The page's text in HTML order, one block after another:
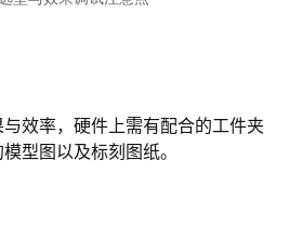
效率，硬件上需有配合的工件夹
型图以及标刻图纸。